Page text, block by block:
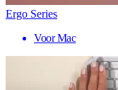
Ergo Series
Voor Mac